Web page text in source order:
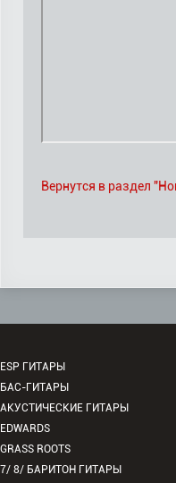
Вернутся в раздел
ESP ГИТАРЫ
БАС-ГИТАРЫ
АКУСТИЧЕСКИЕ ГИТАРЫ
EDWARDS
GRASS ROOTS
7/ 8/ БАРИТОН ГИТАРЫ